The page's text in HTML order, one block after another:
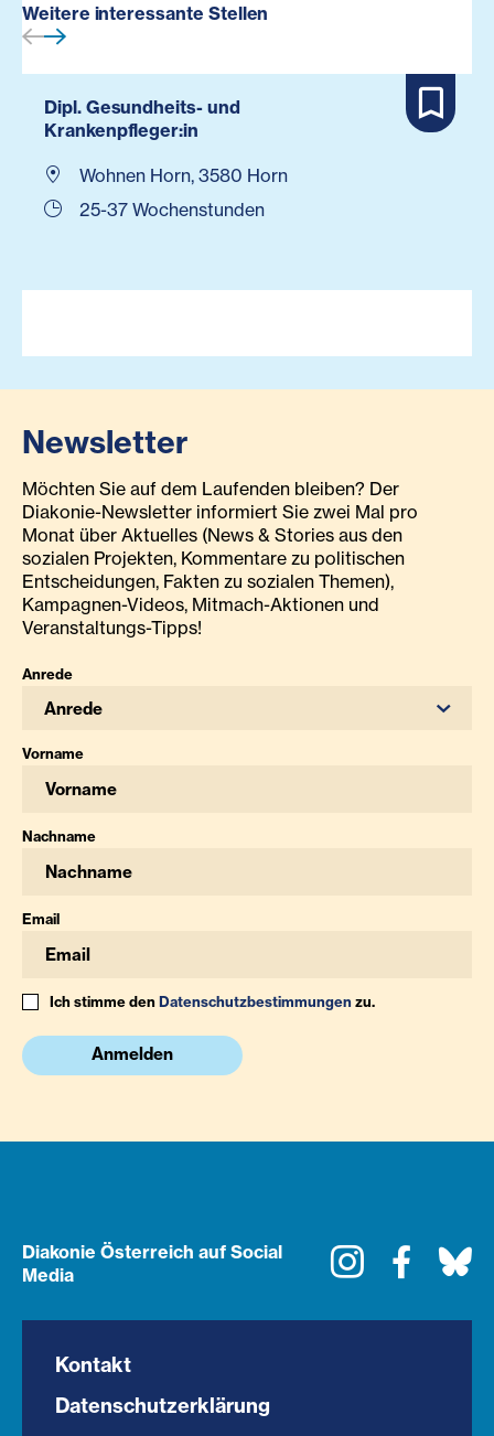
Weitere interessante Stellen
Dipl. Gesundheits- und
Krankenpfleger:in
Wohnen Horn, 3580 Horn
25-37 Wochenstunden
Newsletter
Möchten Sie auf dem Laufenden bleiben? Der
Diakonie-Newsletter informiert Sie zwei Mal pro
Monat über Aktuelles (News & Stories aus den
sozialen Projekten, Kommentare zu politischen
Entscheidungen, Fakten zu sozialen Themen),
Kampagnen-Videos, Mitmach-Aktionen und
Veranstaltungs-Tipps!
Anrede
Anrede
Vorname
Nachname
Email
Ich stimme denDatenschutzbestimmungenzu.
Anmelden
Diakonie Österreich auf Social
Media
Instagram
Kontakt
Datenschutzerklärung